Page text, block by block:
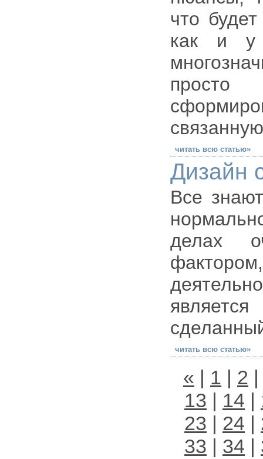
что
как и у
читать всю статью»
Дизайн
Все
делах
читать всю статью»
« | 1 | 2
13 | 14 |
23 | 24 |
33 | 34 |